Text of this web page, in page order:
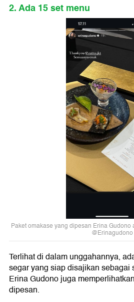
2. Ada 15 set menu
Paket omakase yang dipesan Erina Gudono
@Erinagudono
Terlihat di dalam unggahannya,
segar yang siap disajikan sebagai
Erina Gudono juga
dipesan.